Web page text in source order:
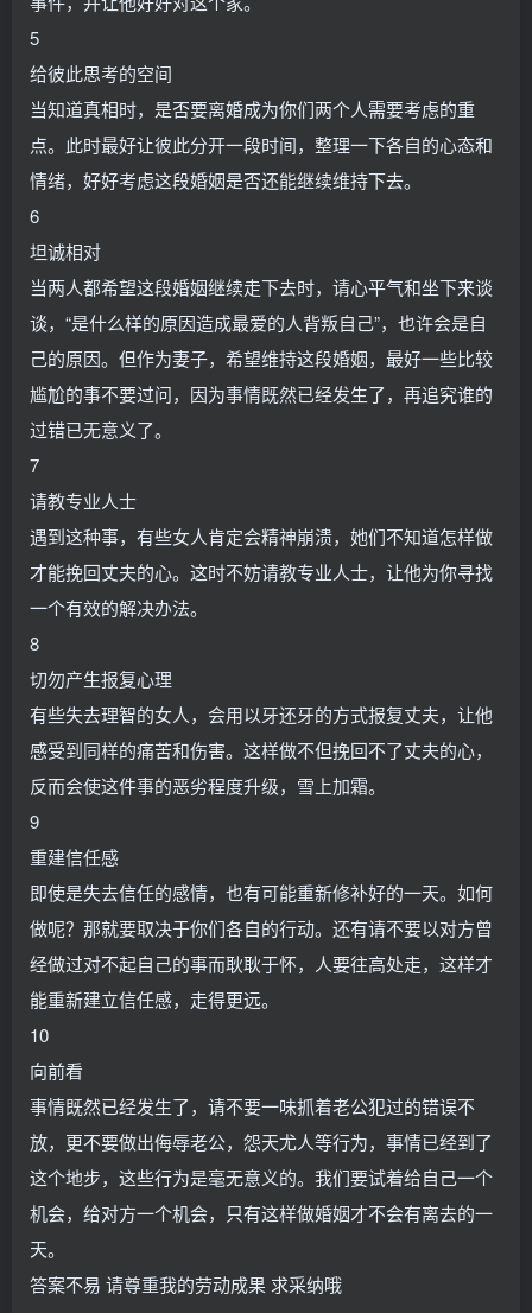
5
给彼此思考的空间
当知道真相时，是否要离婚成为你们两个人需要考虑的重
点。此时最好让彼此分开一段时间，整理一下各自的心态和
情绪，好好考虑这段婚姻是否还能继续维持下去。
6
坦诚相对
当两人都希望这段婚姻继续走下去时，请心平气和坐下来谈
谈，“是什么样的原因造成最爱的人背叛自己”，也许会是自
己的原因。但作为妻子，希望维持这段婚姻，最好一些比较
尴尬的事不要过问，因为事情既然已经发生了，再追究谁的
过错已无意义了。
7
请教专业人士
遇到这种事，有些女人肯定会精神崩溃，她们不知道怎样做
才能挽回丈夫的心。这时不妨请教专业人士，让他为你寻找
一个有效的解决办法。
8
切勿产生报复心理
有些失去理智的女人，会用以牙还牙的方式报复丈夫，让他
感受到同样的痛苦和伤害。这样做不但挽回不了丈夫的心，
反而会使这件事的恶劣程度升级，雪上加霜。
9
重建信任感
即使是失去信任的感情，也有可能重新修补好的一天。如何
做呢？那就要取决于你们各自的行动。还有请不要以对方曾
经做过对不起自己的事而耿耿于怀，人要往高处走，这样才
能重新建立信任感，走得更远。
10
向前看
事情既然已经发生了，请不要一味抓着老公犯过的错误不
放，更不要做出侮辱老公，怨天尤人等行为，事情已经到了
这个地步，这些行为是毫无意义的。我们要试着给自己一个
机会，给对方一个机会，只有这样做婚姻才不会有离去的一
天。
答案不易 请尊重我的劳动成果 求采纳哦